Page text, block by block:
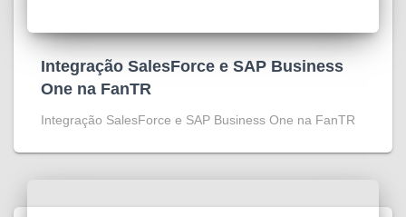
Integração SalesForce e SAP Business
One na FanTR
Integração SalesForce e SAP Business One na FanTR